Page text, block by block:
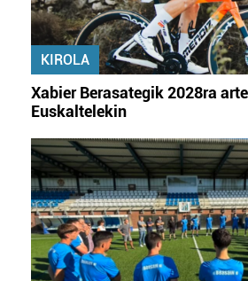
KIROLA
Xabier Berasategik 2028ra
Euskaltelekin